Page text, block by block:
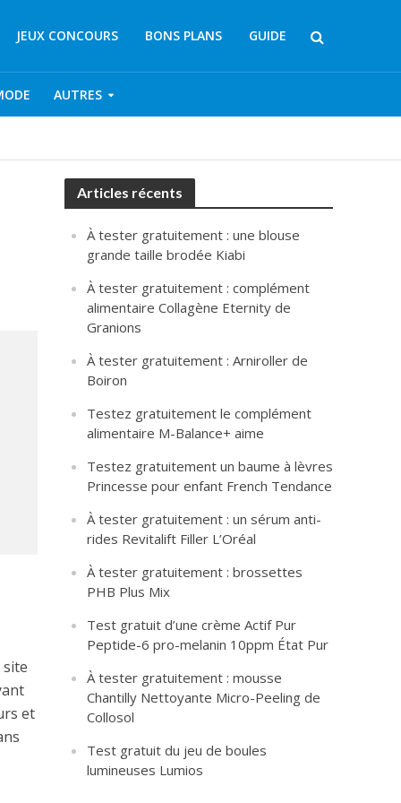
JEUX CONCOURS BONS PLANS GUIDE
AUTRES
et
Articles récents
À tester gratuitement : une blouse
grande taille brodée Kiabi
À tester gratuitement : complément
alimentaire Collagène Eternity de
Granions
À tester gratuitement : Arniroller de
Boiron
Testez gratuitement le complément
alimentaire M-Balance+ aime
Testez gratuitement un baume à lèvres
Princesse pour enfant French Tendance
À tester gratuitement : un sérum anti-
rides Revitalift Filler L’Oréal
À tester gratuitement : brossettes
PHB Plus Mix
Test gratuit d’une crème Actif Pur
Peptide-6 pro-melanin 10ppm État Pur
À tester gratuitement : mousse
Chantilly Nettoyante Micro-Peeling de
Collosol
Test gratuit du jeu de boules
lumineuses Lumios